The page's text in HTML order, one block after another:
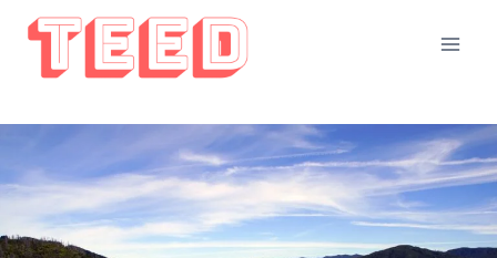
Doorgaan
naar
inhoud